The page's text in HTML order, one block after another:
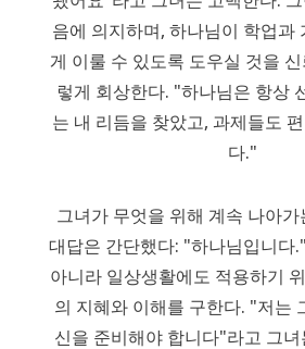
음에 의지하며, 하나님이 학업과
게 이룰 수 있도록 도우실 것을
렇게 회상한다. "하나님은 항상
는 내 리듬을 찾았고, 과제들도
다."
그녀가 무엇을 위해 계속 나아
대답은 간단했다: "하나님입니다
아니라 일상생활에도 적용하기
의 지혜와 이해를 구한다. "저는
신을 준비해야 합니다"라고 그